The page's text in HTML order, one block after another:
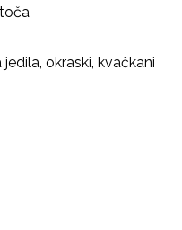
okraski, kvačkani